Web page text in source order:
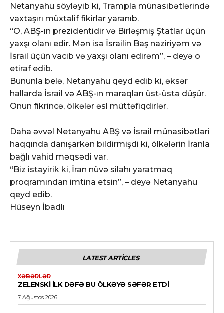
Netanyahu söyləyib ki, Trampla münasibətlərində
vaxtaşırı müxtəlif fikirlər yaranıb.
“O, ABŞ-ın prezidentidir və Birləşmiş Ştatlar üçün
yaxşı olanı edir. Mən isə İsrailin Baş naziriyəm və
İsrail üçün vacib və yaxşı olanı edirəm”, – deyə o
etiraf edib.
Bununla belə, Netanyahu qeyd edib ki, əksər
hallarda İsrail və ABŞ-ın maraqları üst-üstə düşür.
Onun fikrincə, ölkələr əsl müttəfiqdirlər.
Daha əvvəl Netanyahu ABŞ və İsrail münasibətləri
haqqında danışarkən bildirmişdi ki, ölkələrin İranla
bağlı vahid məqsədi var.
“Biz istəyirik ki, İran nüvə silahı yaratmaq
proqramından imtina etsin”, – deyə Netanyahu
qeyd edib.
Hüseyn İbadlı
LATEST ARTICLES
XƏBƏRLƏR
ZELENSKI ILK DƏFƏ BU ÖLKƏYƏ SƏFƏR ETDI
7 Ağustos 2026